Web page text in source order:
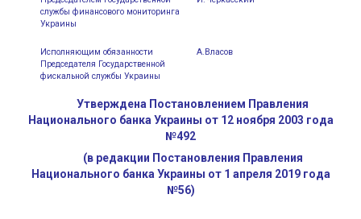
службы финансового мониторинга
Украины
Исполняющим обязанности
Председателя Государственной
фискальной службы Украины
А.Власов
Утверждена Постановлением Правления
Национального банка Украины от 12 ноября 2003 года
№492
(в редакции Постановления Правления
Национального банка Украины от 1 апреля 2019 года
№56)